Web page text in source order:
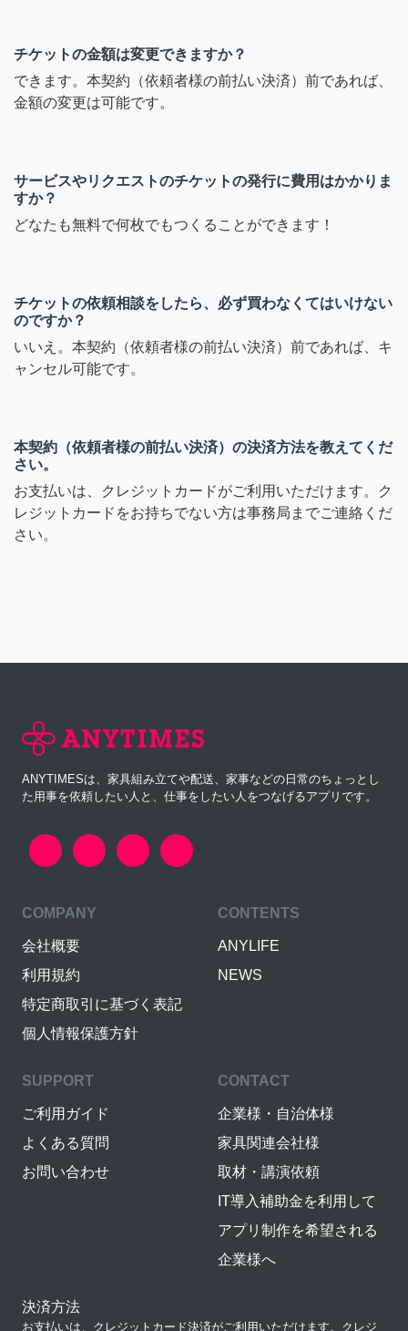
チケットの金額は変更できますか？
できます。本契約（依頼者様の前払い決済）前であれば、
金額の変更は可能です。
サービスやリクエストのチケットの発行に費用はかかりま
すか？
どなたも無料で何枚でもつくることができます！
チケットの依頼相談をしたら、必ず買わなくてはいけない
のですか？
いいえ。本契約（依頼者様の前払い決済）前であれば、キ
ャンセル可能です。
本契約（依頼者様の前払い決済）の決済方法を教えてくだ
さい。
お支払いは、クレジットカードがご利用いただけます。ク
レジットカードをお持ちでない方は事務局までご連絡くだ
さい。
ANYTIMESは、家具組み立てや配送、家事などの日常のちょっとし
た用事を依頼したい人と、仕事をしたい人をつなげるアプリです。
COMPANY
会社概要
利用規約
特定商取引に基づく表記
個人情報保護方針
CONTENTS
ANYLIFE
NEWS
SUPPORT
ご利用ガイド
よくある質問
お問い合わせ
CONTACT
企業様・自治体様
家具関連会社様
取材・講演依頼
IT導入補助金を利用して
アプリ制作を希望される
企業様へ
決済方法
お支払いは、クレジットカード決済がご利用いただけます。クレジ